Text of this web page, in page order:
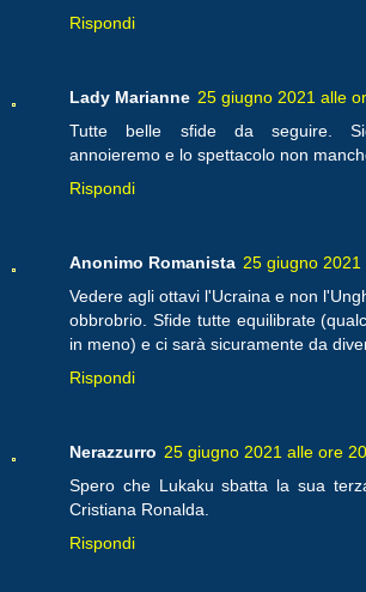
Rispondi
Lady Marianne 25 giugno 2021 alle
Tutte belle sfide da seguire.
annoieremo e lo spettacolo non
Rispondi
Anonimo Romanista 25 giugno 2021
Vedere agli ottavi l'Ucraina e non
obbrobrio. Sfide tutte equilibrate
in meno) e ci sarà sicuramente da
Rispondi
Nerazzurro 25 giugno 2021 alle ore
Spero che Lukaku sbatta la sua
Cristiana Ronalda.
Rispondi